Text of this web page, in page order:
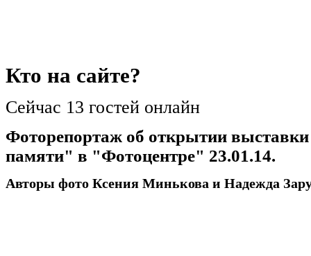
Кто на сайте?
Сейчас 13 гостей онлайн
Фоторепортаж об открытии
памяти" в "Фотоцентре" 23.01.14.
Авторы фото Ксения Минькова и Надежда